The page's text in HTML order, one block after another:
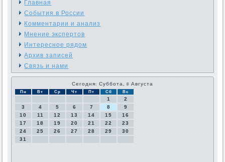
Главная
События в России
Комментарии и анализ
Мнение экспертов
Интересное рядом
Архив записей
Связь и нами
Сегодня: Суббота, 8 Августа
Пн Вт Ср Чт Пт Сб Вс
1
2
3
4 5 6 7 8
9
10
11 12 13 14 15
16
17
18 19 20 21 22
23
24
25 26 27 28 29
30
31